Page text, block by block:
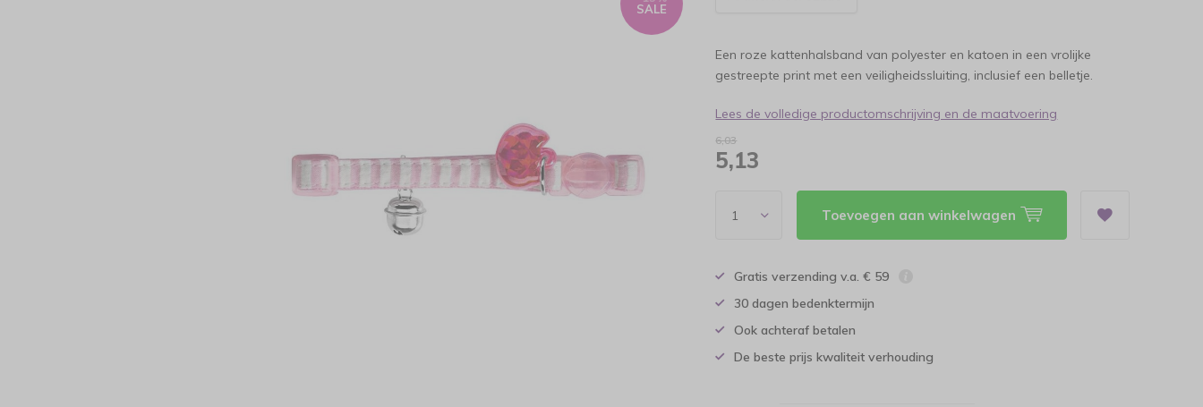
SALE
Een roze kattenhalsband van polyester en katoen in een vrolijke
gestreepte print met een veiligheidssluiting, inclusief een belletje.
Lees de volledige productomschrijving en de maatvoering
6,03
5,13
Toevoegen aan winkelwagen
Gratis verzending v.a. € 59
30 dagen bedenktermijn
Ook achteraf betalen
De beste prijs kwaliteit verhouding